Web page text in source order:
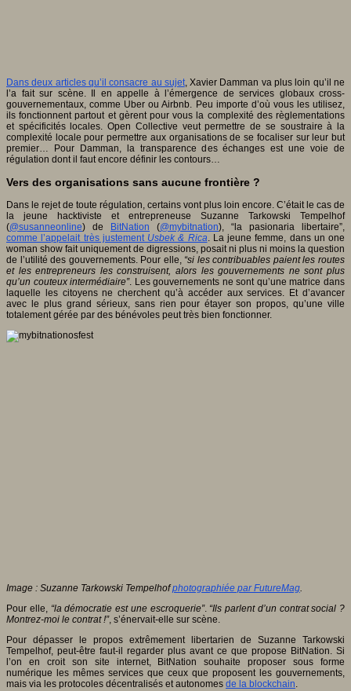
Dans deux articles qu’il consacre au sujet, Xavier Damman va plus loin qu’il ne
l’a fait sur scène. Il en appelle à l’émergence de services globaux cross-
gouvernementaux, comme Uber ou Airbnb. Peu importe d’où vous les utilisez,
ils fonctionnent partout et gèrent pour vous la complexité des règlementations
et spécificités locales. Open Collective veut permettre de se soustraire à la
complexité locale pour permettre aux organisations de se focaliser sur leur but
premier… Pour Damman, la transparence des échanges est une voie de
régulation dont il faut encore définir les contours…
Vers des organisations sans aucune frontière ?
Dans le rejet de toute régulation, certains vont plus loin encore. C’était le cas de
la jeune hacktiviste et entrepreneuse Suzanne Tarkowski Tempelhof
(@susanneonline) de BitNation (@mybitnation), “la pasionaria libertaire”,
comme l’appelait très justement Usbek & Rica. La jeune femme, dans un one
woman show fait uniquement de digressions, posait ni plus ni moins la question
de l’utilité des gouvernements. Pour elle, “si les contribuables paient les routes
et les entrepreneurs les construisent, alors les gouvernements ne sont plus
qu’un couteux intermédiaire”. Les gouvernements ne sont qu’une matrice dans
laquelle les citoyens ne cherchent qu’à accéder aux services. Et d’avancer
avec le plus grand sérieux, sans rien pour étayer son propos, qu’une ville
totalement gérée par des bénévoles peut très bien fonctionner.
Image : Suzanne Tarkowski Tempelhofphotographiée par FutureMag.
Pour elle, “la démocratie est une escroquerie”. “Ils parlent d’un contrat social ?
Montrez-moi le contrat !”, s’énervait-elle sur scène.
Pour dépasser le propos extrêmement libertarien de Suzanne Tarkowski
Tempelhof, peut-être faut-il regarder plus avant ce que propose BitNation. Si
l’on en croit son site internet, BitNation souhaite proposer sous forme
numérique les mêmes services que ceux que proposent les gouvernements,
mais via les protocoles décentralisés et autonomes de la blockchain.